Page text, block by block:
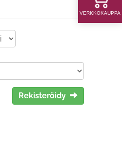
VERKKOKAUPPA
Rekisteröidy